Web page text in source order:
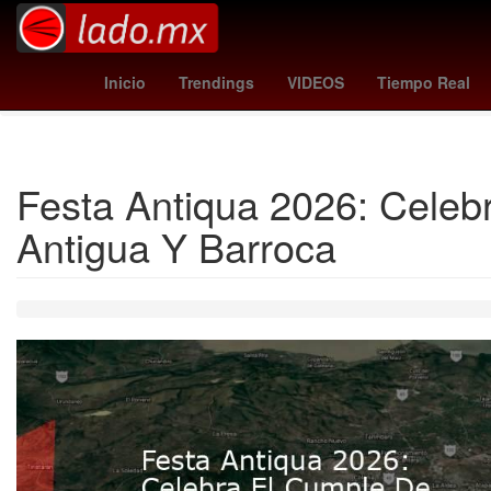
Inicio Trendings VIDEOS Tiempo Real
Nintendo mormon church padrón
Instituto del
Festa Antiqua 2026:
Antigua Y Barroca